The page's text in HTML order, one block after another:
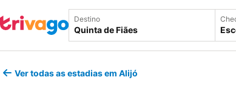
Destino
Ver todas as estadias em Alijó